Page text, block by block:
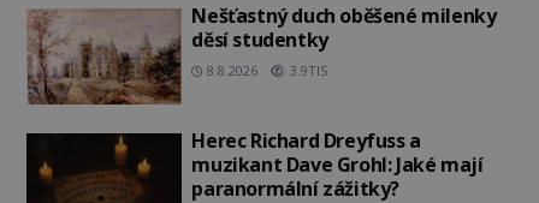
Nešťastný duch oběšené milenky
děsí studentky
8.8.2026 3.9TIS
Herec Richard Dreyfuss a
muzikant Dave Grohl: Jaké mají
paranormální zážitky?